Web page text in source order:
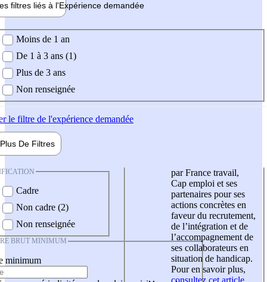
filtres liés à l'Expérience demandée
demandée
Moins de 1 an
De 1 à 3 ans (1)
Plus de 3 ans
Non renseignée
le filtre de l'expérience demandée
Plus De Filtres
Cadre
Non cadre (2)
Non renseignée
BRUT MINIMUM
minimum
par France travail,
Cap emploi et ses
partenaires pour ses
actions concrètes en
faveur du recrutement,
de l’intégration et de
l’accompagnement de
ses collaborateurs en
situation de handicap.
Pour en savoir plus,
consultez cet article.